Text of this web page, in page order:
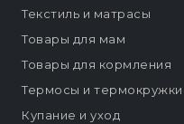
Текстиль и матрасы
Товары для мам
Товары для кормления
Термосы и термокружки
Купание и уход